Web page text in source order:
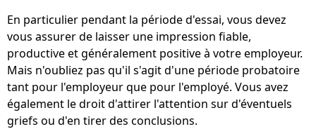
En particulier pendant la période d'essai, vous devez
vous assurer de laisser une impression fiable,
productive et généralement positive à votre employeur.
Mais n'oubliez pas qu'il s'agit d'une période probatoire
tant pour l'employeur que pour l'employé. Vous avez
également le droit d'attirer l'attention sur d'éventuels
griefs ou d'en tirer des conclusions.